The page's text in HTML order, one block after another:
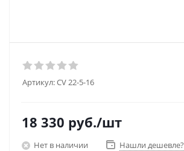
Артикул:CV 22-5-16
18 330 руб./шт
Нет в наличии Нашли дешевле?